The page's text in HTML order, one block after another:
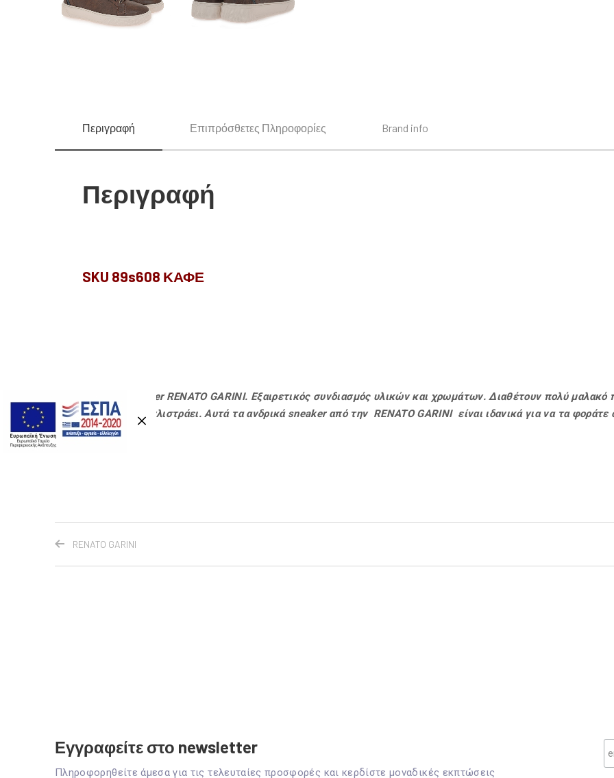
Περιγραφή Επιπρόσθετες Πληροφορίες Brand info
Περιγραφή
SKU 89s608 ΚΑΦΕ
Ανδρικά sneaker RENATO GARINI. Εξαιρετικός συνδιασμός υλικών και χρωμάτων. Διαθέτουν πολύ
σόλα που δεν γλιστράει. Αυτά τα ανδρικά sneaker από την RENATO GARINI είναι ιδανικά για να τα
σας.
RENATO GARINI
Εγγραφείτε στο newsletter
Πληροφορηθείτε άμεσα για τις τελευταίες προσφορές και κερδίστε μοναδικές εκπτώσεις